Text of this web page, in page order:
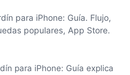
para iPhone: Guía. Flujo,
populares, App Store.
para iPhone: Guía explica